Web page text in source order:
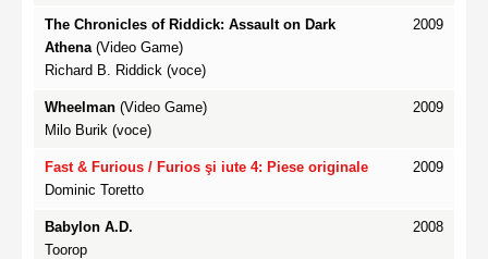
2009
The Chronicles of Riddick: Assault on Dark
Athena(Video Game)
Richard B. Riddick (voce)
2009
Wheelman (Video Game)
Milo Burik (voce)
2009
Fast & Furious / Furios şi iute 4: Piese originale
Dominic Toretto
2008
Babylon A.D.
Toorop